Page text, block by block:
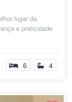
lugar da
e praticidade
6 4